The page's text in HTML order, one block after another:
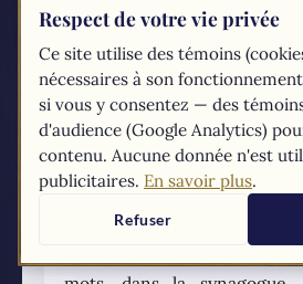
demi le ciel retint la pluie, et
beaucoup de veuves en Israël
ne fut envoyé vers aucune
bien dans la ville de
Sidon, chez une veuve
du prophète Élisée, il y
lépreux en Israël ; et
Respect de votre vie privée
Ce site utilise des témoins
nécessaires à son
si vous y consentez — des
d'audience (Google Analytics)
contenu. Aucune donnée n'est
publicitaires. En savoir plus.
Refuser